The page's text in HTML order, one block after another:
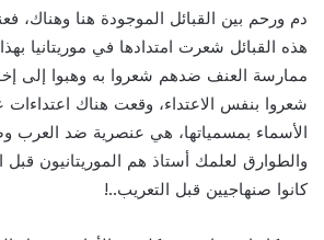
دم ورحم بين القبائل الموجودة هنا وهناك،
هذه القبائل شعرت امتدادها في موريتانيا بهذا
ممارسة العنف ضدهم شعروا به وهبوا إلى
شعروا بنفس الاعتداء، وقعت هناك اعتداءات
الأسماء بمسمياتها، هي عنصرية ضد العرب
والطوارق لعلمك أستاذ هم الموريتانيون قبل
كانوا صنهاجيين قبل التعريب..!